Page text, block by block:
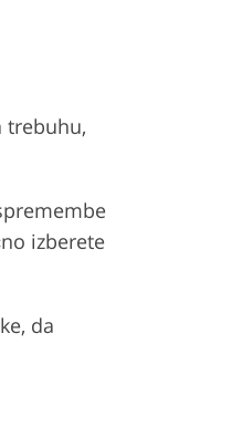
trebuhu,
izberete
da